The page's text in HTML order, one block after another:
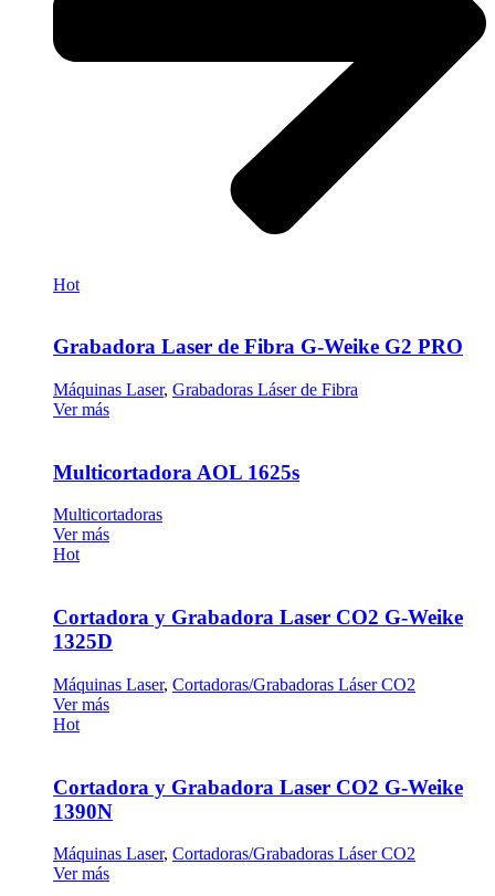
Hot
Grabadora Laser de Fibra G-Weike G2 PRO
Máquinas Laser, Grabadoras Láser de Fibra
Ver más
Multicortadora AOL 1625s
Multicortadoras
Ver más
Hot
Cortadora y Grabadora Laser CO2 G-Weike
1325D
Máquinas Laser, Cortadoras/Grabadoras Láser CO2
Ver más
Hot
Cortadora y Grabadora Laser CO2 G-Weike
1390N
Máquinas Laser, Cortadoras/Grabadoras Láser CO2
Ver más